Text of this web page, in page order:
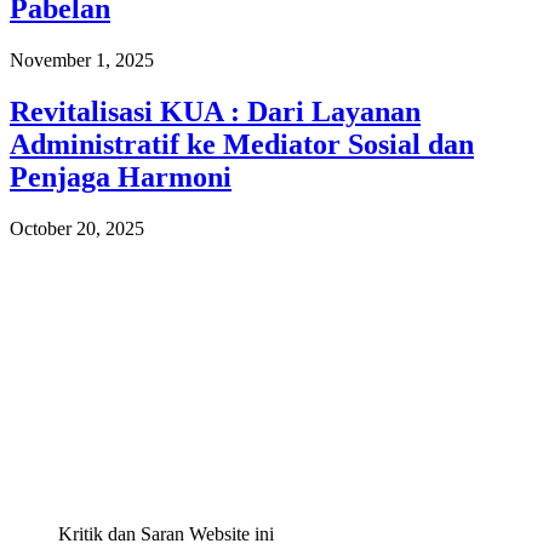
Pabelan
November 1, 2025
Revitalisasi KUA : Dari Layanan
Administratif ke Mediator Sosial dan
Penjaga Harmoni
October 20, 2025
Kritik dan Saran Website ini